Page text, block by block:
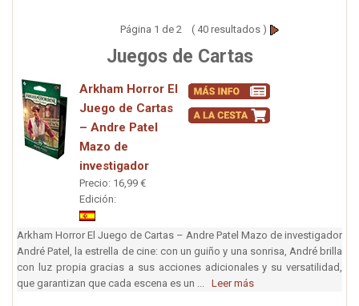
Página 1 de 2 ( 40 resultados )
Juegos de Cartas
Arkham Horror El
Juego de Cartas
– Andre Patel
Mazo de
investigador
Precio: 16,99 €
Edición:
Arkham Horror El Juego de Cartas – Andre Patel Mazo de investigador
André Patel, la estrella de cine: con un guiño y una sonrisa, André brilla
con luz propia gracias a sus acciones adicionales y su versatilidad,
que garantizan que cada escena es un ... Leer más